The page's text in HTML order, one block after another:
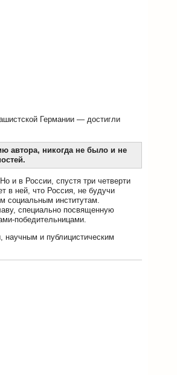
Германии — достигли
автора, никогда не было и не
и в России, спустя три четверти
в ней, что Россия, не будучи
социальным институтам.
специально посвященную
победительницами.
научным и публицистическим